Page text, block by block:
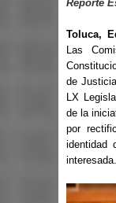
Reporte
Toluca,
Las
de
LX
de la
por
identidad
interesada.